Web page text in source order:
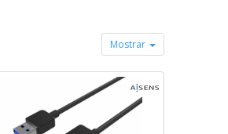
Mostrar